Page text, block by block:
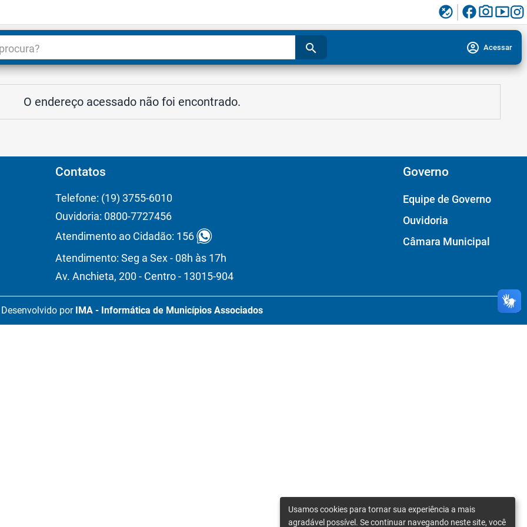
flaky facebookphoto_camerasmart_display
search account_circle Acessar
O endereço acessado não foi encontrado.
Contatos
Telefone: (19) 3755-6010
Ouvidoria: 0800-7727456
Atendimento ao Cidadão: 156
Atendimento: Seg a Sex - 08h às 17h
Av. Anchieta, 200 - Centro - 13015-904
Governo
Equipe de Governo
Ouvidoria
Câmara Municipal
Desenvolvido por IMA - Informática de Municípios Associados
Usamos cookies para tornar sua experiência a mais
agradável possível. Se continuar navegando neste site, você